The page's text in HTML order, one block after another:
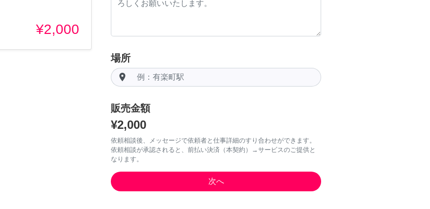
¥2,000
場所
room
販売金額
¥2,000
依頼相談後、メッセージで依頼者と仕事詳細のすり合わせができます。
依頼相談が承認されると、前払い決済（本契約）→サービスのご提供と
なります。